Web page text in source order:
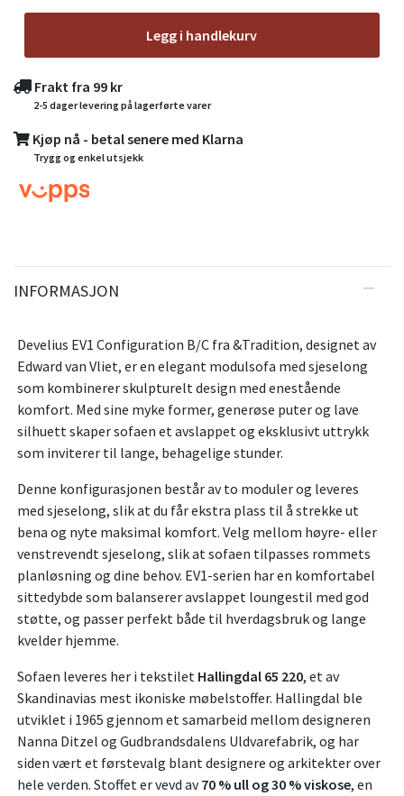
Legg i handlekurv
Frakt fra 99 kr
2-5 dager levering på lagerførte varer
Kjøp nå - betal senere med Klarna
Trygg og enkel utsjekk
INFORMASJON
Develius EV1 Configuration B/C fra &Tradition, designet av
Edward van Vliet, er en elegant modulsofa med sjeselong
som kombinerer skulpturelt design med enestående
komfort. Med sine myke former, generøse puter og lave
silhuett skaper sofaen et avslappet og eksklusivt uttrykk
som inviterer til lange, behagelige stunder.
Denne konfigurasjonen består av to moduler og leveres
med sjeselong, slik at du får ekstra plass til å strekke ut
bena og nyte maksimal komfort. Velg mellom høyre- eller
venstrevendt sjeselong, slik at sofaen tilpasses rommets
planløsning og dine behov. EV1-serien har en komfortabel
sittedybde som balanserer avslappet loungestil med god
støtte, og passer perfekt både til hverdagsbruk og lange
kvelder hjemme.
Sofaen leveres her i tekstilet Hallingdal 65 220, et av
Skandinavias mest ikoniske møbelstoffer. Hallingdal ble
utviklet i 1965 gjennom et samarbeid mellom designeren
Nanna Ditzel og Gudbrandsdalens Uldvarefabrik, og har
siden vært et førstevalg blant designere og arkitekter over
hele verden. Stoffet er vevd av70 % ull og 30 % viskose, en